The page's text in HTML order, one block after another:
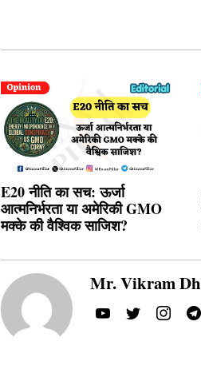
E20 नीति का सच: ऊर्जा
आत्मनिर्भरता या अमेरिकी GMO
मक्के की वैश्विक साजिश?
Mr. Vikram